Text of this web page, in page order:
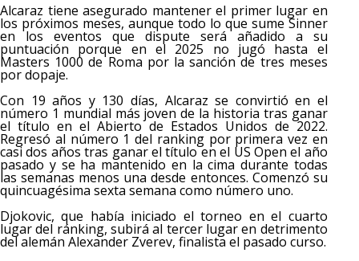
Alcaraz tiene asegurado mantener el primer lugar en
los próximos meses, aunque todo lo que sume Sinner
en los eventos que dispute será añadido a su
puntuación porque en el 2025 no jugó hasta el
Masters 1000 de Roma por la sanción de tres meses
por dopaje.
Con 19 años y 130 días, Alcaraz se convirtió en el
número 1 mundial más joven de la historia tras ganar
el título en el Abierto de Estados Unidos de 2022.
Regresó al número 1 del ranking por primera vez en
casi dos años tras ganar el título en el US Open el año
pasado y se ha mantenido en la cima durante todas
las semanas menos una desde entonces. Comenzó su
quincuagésima sexta semana como número uno.
Djokovic, que había iniciado el torneo en el cuarto
lugar del ránking, subirá al tercer lugar en detrimento
del alemán Alexander Zverev, finalista el pasado curso.